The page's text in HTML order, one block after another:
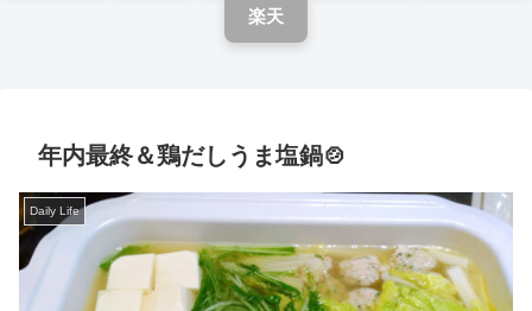
楽天
年内最終＆鶏だしうま塩鍋🍲
Daily Life